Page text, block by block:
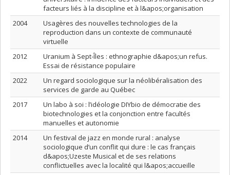
facteurs liés à la discipline et à l&apos;organisation
2004
Usagères des nouvelles technologies de la
reproduction dans un contexte de communauté
virtuelle
2012
Uranium à Sept-Îles : ethnographie d&apos;un refus.
Essai de résistance populaire
2022
Un regard sociologique sur la néolibéralisation des
services de garde au Québec
2017
Un labo à soi : l’idéologie DIYbio de démocratie des
biotechnologies et la conjonction entre facultés
manuelles et autonomie
2014
Un festival de jazz en monde rural : analyse
sociologique d’un conflit qui dure : le cas français
d&apos;Uzeste Musical et de ses relations
conflictuelles avec la localité qui l&apos;accueille